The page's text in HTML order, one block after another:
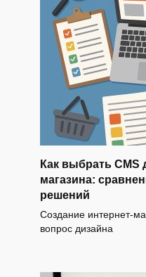
Как выбрать CMS
магазина:
решений
Создание интернет-
вопрос дизайна